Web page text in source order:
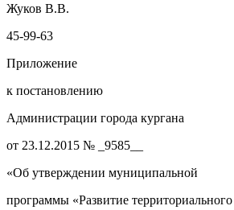
Жуков В.В.
45-99-63
Приложение
к постановлению
Администрации города кургана
от 23.12.2015 № _9585__
«Об утверждении муниципальной
программы «Развитие территориального